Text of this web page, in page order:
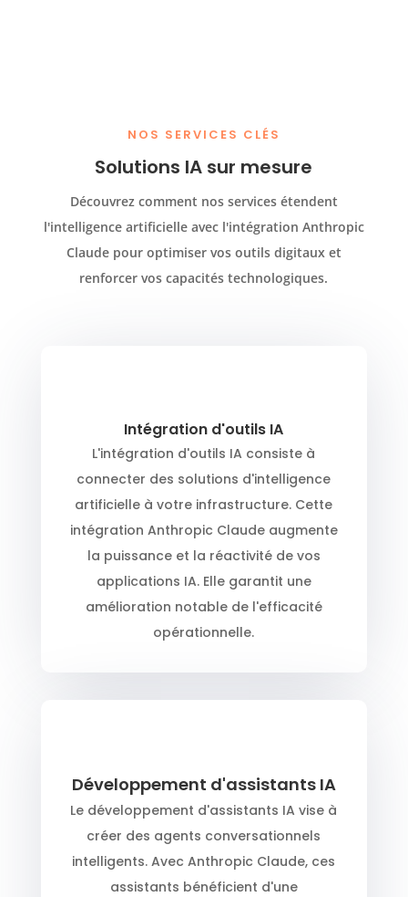
NOS SERVICES CLÉS
Solutions IA sur mesure
Découvrez comment nos services étendent
l'intelligence artificielle avec l'intégration Anthropic
Claude pour optimiser vos outils digitaux et
renforcer vos capacités technologiques.
Intégration d'outils IA
L'intégration d'outils IA consiste à
connecter des solutions d'intelligence
artificielle à votre infrastructure. Cette
intégration Anthropic Claude augmente
la puissance et la réactivité de vos
applications IA. Elle garantit une
amélioration notable de l'efficacité
opérationnelle.
Développement d'assistants IA
Le développement d'assistants IA vise à
créer des agents conversationnels
intelligents. Avec Anthropic Claude, ces
assistants bénéficient d'une